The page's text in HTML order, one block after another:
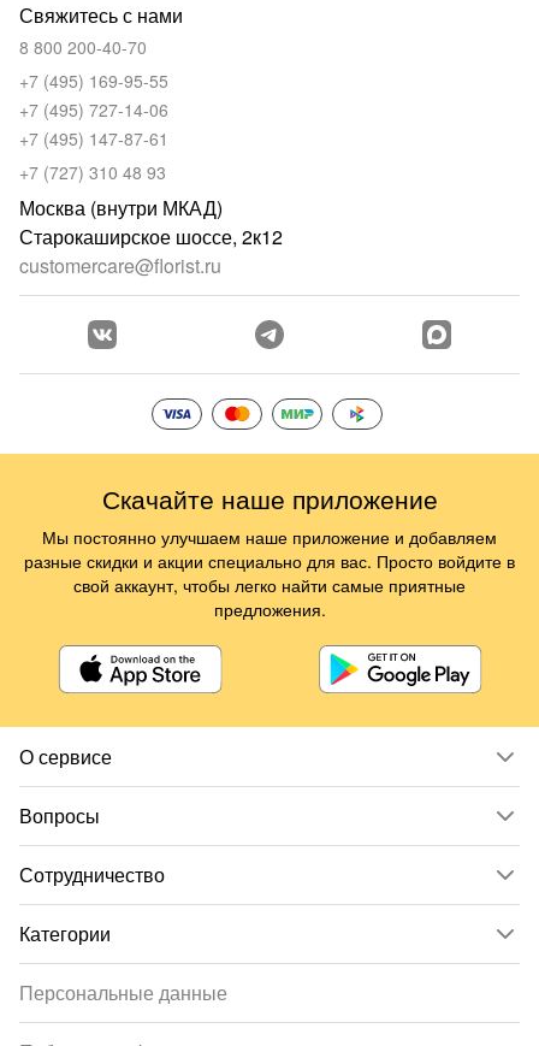
О сервисе
Вопросы
Сотрудничество
Категории
Свяжитесь с нами
8 800 200-40-70
+7 (495) 169-95-55
+7 (495) 727-14-06
+7 (495) 147-87-61
+7 (727) 310 48 93
Москва (внутри МКАД)
Старокаширское шоссе, 2к12
customercare@florist.ru
Персональные данные
Скачайте наше приложение
Мы постоянно улучшаем наше приложение и добавляем
разные скидки и акции специально для вас. Просто войдите в
свой аккаунт, чтобы легко найти самые приятные
предложения.